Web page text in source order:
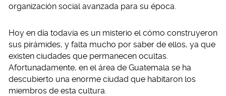
organización social avanzada para su época.
Hoy en día todavía es un misterio el cómo construyeron
sus pirámides, y falta mucho por saber de ellos, ya que
existen ciudades que permanecen ocultas.
Afortunadamente, en el área de Guatemala se ha
descubierto una enorme ciudad que habitaron los
miembros de esta cultura.